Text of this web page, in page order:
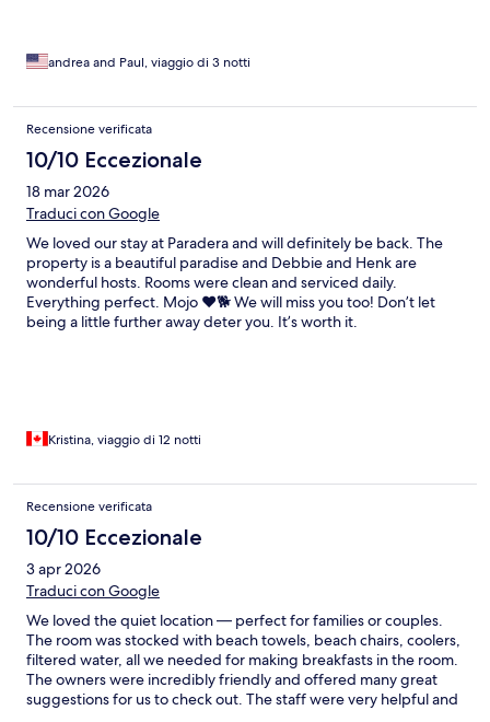
andrea and Paul, viaggio di 3 notti
Recensione verificata
10/10 Eccezionale
18 mar 2026
Traduci con Google
We loved our stay at Paradera and will definitely be back. The
property is a beautiful paradise and Debbie and Henk are
wonderful hosts. Rooms were clean and serviced daily.
Everything perfect. Mojo ❤️🐕 We will miss you too! Don’t let
being a little further away deter you. It’s worth it.
Kristina, viaggio di 12 notti
Recensione verificata
10/10 Eccezionale
3 apr 2026
Traduci con Google
We loved the quiet location — perfect for families or couples.
The room was stocked with beach towels, beach chairs, coolers,
filtered water, all we needed for making breakfasts in the room.
The owners were incredibly friendly and offered many great
suggestions for us to check out. The staff were very helpful and